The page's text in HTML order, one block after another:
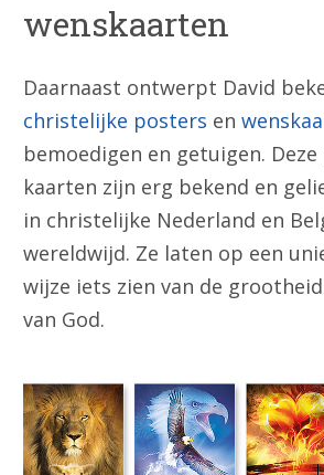
wenskaarten
Daarnaast ontwerpt David
christelijke posters en
bemoedigen en getuigen.
kaarten zijn erg bekend en
in christelijke Nederland en
wereldwijd. Ze laten op een
wijze iets zien van de
van God.